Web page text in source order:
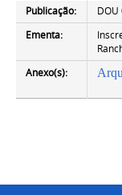
Publicação:
Ementa:
Anexo(s):